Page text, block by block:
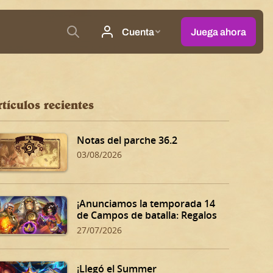
recientes
Notas del parche 36.2
03/08/2026
¡Anunciamos la temporada 14
de Campos de batalla: Regalos
oscuros de Dalaran!
27/07/2026
¡Llegó el Summer